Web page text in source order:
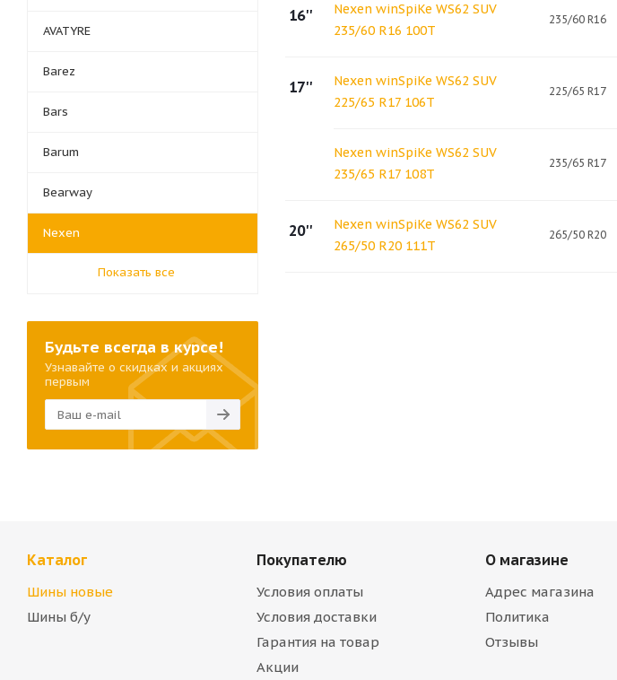
16''
Nexen winSpiKe WS62 SUV
235/60 R16 100T
235/60 R16
17''
Nexen winSpiKe WS62 SUV
225/65 R17 106T
225/65 R17
Nexen winSpiKe WS62 SUV
235/65 R17 108T
235/65 R17
20''
Nexen winSpiKe WS62 SUV
265/50 R20 111T
265/50 R20
AVATYRE
Barez
Bars
Barum
Bearway
Nexen
Показать все
Будьте всегда в курсе!
Узнавайте о скидках и акциях
первым
Каталог
Шины новые
Шины б/у
Покупателю
Условия оплаты
Условия доставки
Гарантия на товар
Акции
О магазине
Адрес магазина
Политика
Отзывы